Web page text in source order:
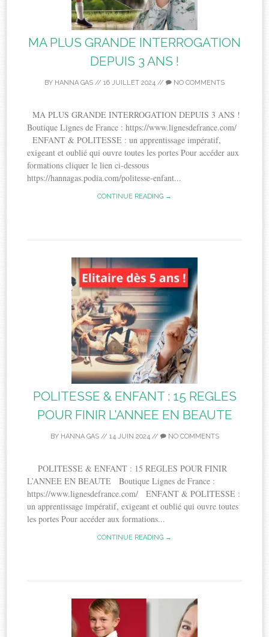
MA PLUS GRANDE INTERROGATION
DEPUIS 3 ANS !
BY HANNA GAS // 16 JUILLET 2024 // NO COMMENTS
MA PLUS GRANDE INTERROGATION DEPUIS 3 ANS !
Boutique Lignes de France : https://www.lignesdefrance.com/
ENFANT & POLITESSE : un apprentissage impératif,
exigeant et oublié qui ouvre toutes les portes Pour accéder aux
formations cliquer le lien ci-dessous
https://hannagas.podia.com/politesse-enfant...
CONTINUE READING →
POLITESSE & ENFANT : 15 REGLES
POUR FINIR L’ANNEE EN BEAUTE
BY HANNA GAS// 14 JUIN 2024// NO COMMENTS
POLITESSE & ENFANT : 15 REGLES POUR FINIR
L’ANNEE EN BEAUTE Boutique Lignes de France :
https://www.lignesdefrance.com/ ENFANT & POLITESSE :
un apprentissage impératif, exigeant et oublié qui ouvre toutes
les portes Pour accéder aux formations...
CONTINUE READING →